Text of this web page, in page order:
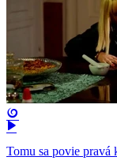
Tomu sa povie pravá